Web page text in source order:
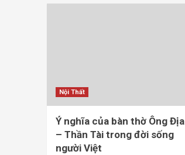
Nội Thất
Ý nghĩa của bàn thờ Ông Địa
– Thần Tài trong đời sống
người Việt